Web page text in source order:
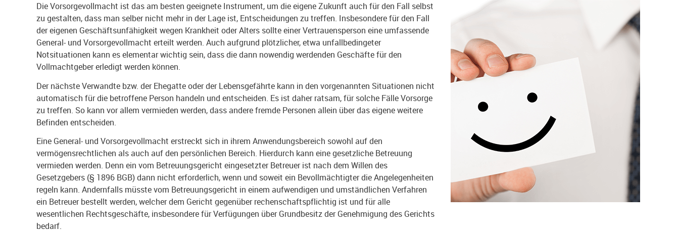
Die Vorsorgevollmacht ist das am besten geeignete Instrument, um die eigene Zukunft auch für den Fall selbst
zu gestalten, dass man selber nicht mehr in der Lage ist, Entscheidungen zu treffen. Insbesondere für den Fall
der eigenen Geschäftsunfähigkeit wegen Krankheit oder Alters sollte einer Vertrauensperson eine umfassende
General- und Vorsorgevollmacht erteilt werden. Auch aufgrund plötzlicher, etwa unfallbedingeter
Notsituationen kann es elementar wichtig sein, dass die dann nowendig werdenden Geschäfte für den
Vollmachtgeber erledigt werden können.
Der nächste Verwandte bzw. der Ehegatte oder der Lebensgefährte kann in den vorgenannten Situationen nicht
automatisch für die betroffene Person handeln und entscheiden. Es ist daher ratsam, für solche Fälle Vorsorge
zu treffen. So kann vor allem vermieden werden, dass andere fremde Personen allein über das eigene weitere
Befinden entscheiden.
Eine General- und Vorsorgevollmacht erstreckt sich in ihrem Anwendungsbereich sowohl auf den
vermögensrechtlichen als auch auf den persönlichen Bereich. Hierdurch kann eine gesetzliche Betreuung
vermieden werden. Denn ein vom Betreuungsgericht eingesetzter Betreuer ist nach dem Willen des
Gesetzgebers (§ 1896 BGB) dann nicht erforderlich, wenn und soweit ein Bevollmächtigter die Angelegenheiten
regeln kann. Andernfalls müsste vom Betreuungsgericht in einem aufwendigen und umständlichen Verfahren
ein Betreuer bestellt werden, welcher dem Gericht gegenüber rechenschaftspflichtig ist und für alle
wesentlichen Rechtsgeschäfte, insbesondere für Verfügungen über Grundbesitz der Genehmigung des Gerichts
bedarf.